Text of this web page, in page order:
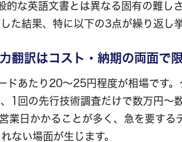
な英語文書とは異なる固有の難し
た結果、特に以下の3点が繰り返し
翻訳はコスト・納期の両面で
ドあたり20〜25円程度が相場です。
1回の先行技術調査だけで数万円〜
業日かかることが多く、急を要する
ない場面が生じます。